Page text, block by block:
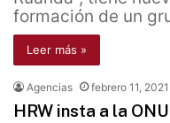
formación de un
Leer más »
Agencias febrero 11, 2021
HRW insta a la